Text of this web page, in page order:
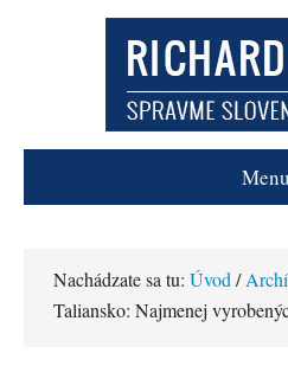
Menu
Nachádzate sa tu: Úvod /
Taliansko: Najmenej